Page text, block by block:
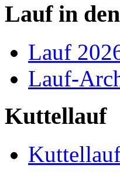
Lauf in
Lauf
Lauf-
Kuttellauf